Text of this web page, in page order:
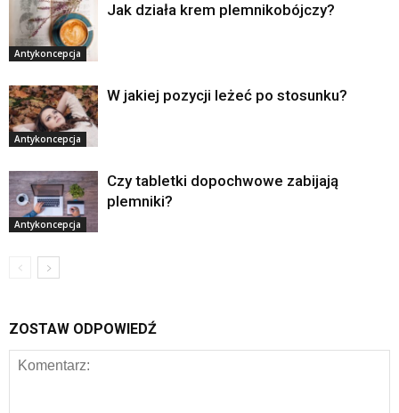
Antykoncepcja
Jak działa krem plemnikobójczy?
Antykoncepcja
W jakiej pozycji leżeć po stosunku?
Antykoncepcja
Czy tabletki dopochwowe zabijają
plemniki?
ZOSTAW ODPOWIEDŹ